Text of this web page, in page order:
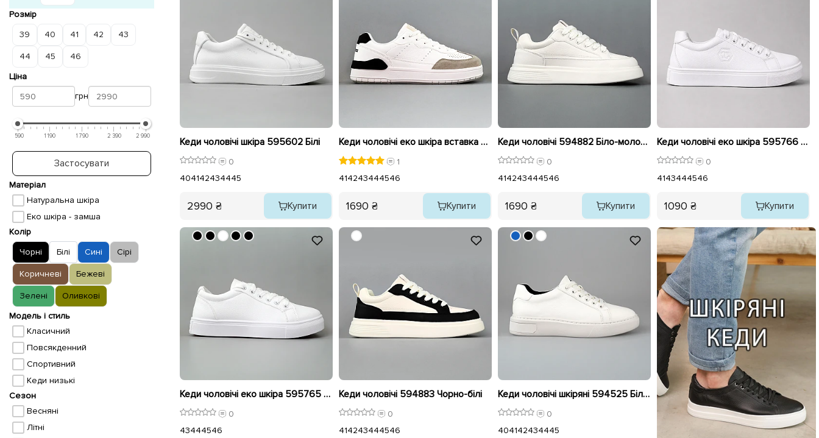
Розмір
39
40 41 42 43
44 45
46
Ціна
грн
590 1 190 1 790 2 390 2 990
Застосувати
Матеріал
Натуральна шкіра
Еко шкіра - замша
Колір
Чорні
Білі Сині Сірі
Коричневі Бежеві
Зелені
Оливкові
Модель і стиль
Класичний
Повсякденний
Спортивний
Кеди низькі
Сезон
Весняні
Літні
Кеди чоловічі шкіра 595602 Білі
0
404142434445
2990 ₴ Купити
Кеди чоловічі еко шкіра вставка замш 594889 Білі
1
414243444546
1690 ₴ Купити
Кеди чоловічі 594882 Біло-молочні
0
414243444546
1690 ₴ Купити
Кеди чоловічі еко шкіра 595766 Білі
0
4143444546
1090 ₴ Купити
Кеди чоловічі еко шкіра 595765 Білі
0
43444546
Кеди чоловічі 594883 Чорно-білі
0
414243444546
Кеди чоловічі шкіряні 594525 Білі розпродаж
0
404142434445